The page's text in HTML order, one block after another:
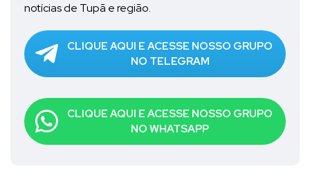
notícias de Tupã e região.
CLIQUE AQUI E ACESSE NOSSO GRUPO
NO TELEGRAM
CLIQUE AQUI E ACESSE NOSSO GRUPO
NO WHATSAPP